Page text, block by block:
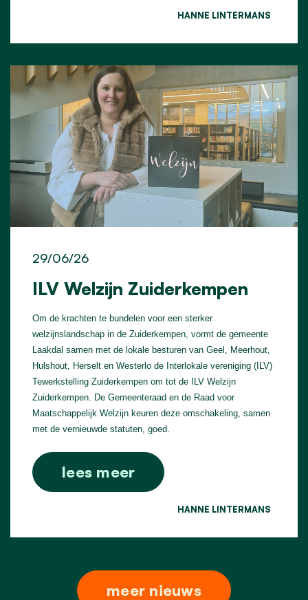
HANNE LINTERMANS
ILV Welzijn Zuiderkempen
29/06/26
Om de krachten te bundelen voor een sterker
welzijnslandschap in de Zuiderkempen, vormt de gemeente
Laakdal samen met de lokale besturen van Geel, Meerhout,
Hulshout, Herselt en Westerlo de Interlokale vereniging (ILV)
Tewerkstelling Zuiderkempen om tot de ILV Welzijn
Zuiderkempen. De Gemeenteraad en de Raad voor
Maatschappelijk Welzijn keuren deze omschakeling, samen
met de vernieuwde statuten, goed.
lees meer
HANNE LINTERMANS
meer nieuws